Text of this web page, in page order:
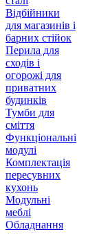
Відбійники
для магазинів і
барних стійок
Перила для
сходів і
огорожі для
приватних
будинків
Тумби для
сміття
Функціональні
модулі
Комплектація
пересувних
кухонь
Модульні
меблі
Обладнання